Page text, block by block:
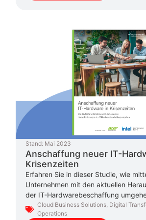
Stand: Mai 2023
Anschaffung neuer IT-
Krisenzeiten
Erfahren Sie in dieser Studie, wie
Unternehmen mit den aktuellen
der IT-Hardwarebeschaffung
Cloud Business Solutions Digital
Operations